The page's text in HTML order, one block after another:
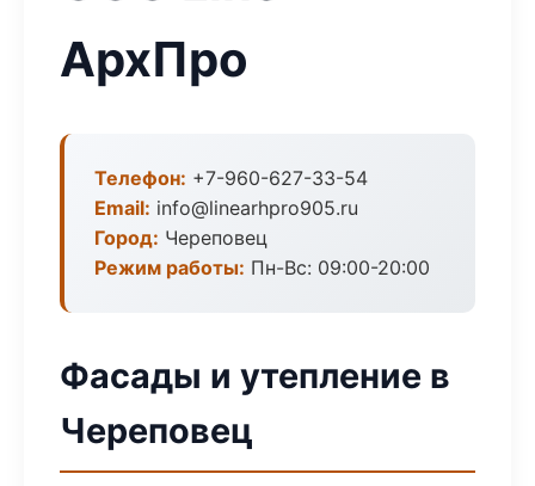
АрхПро
Телефон: +7-960-627-33-54
Email: info@linearhpro905.ru
Город: Череповец
Режим работы: Пн-Вс: 09:00-20:00
Фасады и утепление в
Череповец